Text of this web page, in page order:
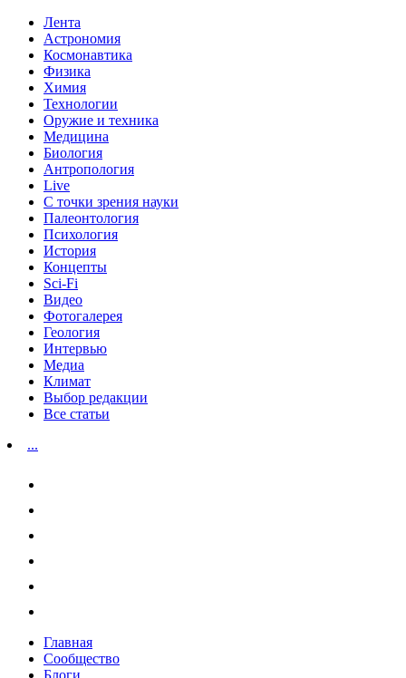
Лента
Астрономия
Космонавтика
Физика
Химия
Технологии
Оружие и техника
Медицина
Биология
Антропология
Live
С точки зрения науки
Палеонтология
Психология
История
Концепты
Sci-Fi
Видео
Фотогалерея
Геология
Интервью
Медиа
Климат
Выбор редакции
Все статьи
...
Главная
Сообщество
Блоги